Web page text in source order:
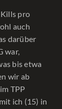
pro
auch
darüber
war,
bis etwa
wir ab
TPP
ich (15) in